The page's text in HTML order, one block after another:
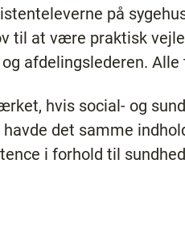
på
til at være praktisk
afdelingslederen.
hvis social- og
det samme
i forhold til